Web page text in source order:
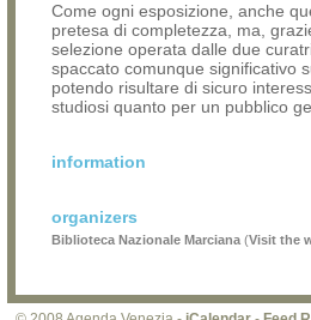
Come ogni esposizione, anche
pretesa di completezza, ma,
selezione operata dalle due
spaccato comunque significativo
potendo risultare di sicuro
studiosi quanto per un pubblico
information
organizers
Biblioteca Nazionale Marciana (Visit the